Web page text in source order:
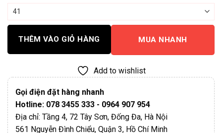
THÊM VÀO GIỎ HÀNG MUA NHANH
Add to wishlist
Gọi điện đặt hàng nhanh
Hotline: 078 3455 333 - 0964 907 954
Địa chỉ: Tầng 4, 72 Tây Sơn, Đống Đa, Hà Nội
561 Nguyễn Đình Chiểu, Quận 3, Hồ Chí Minh